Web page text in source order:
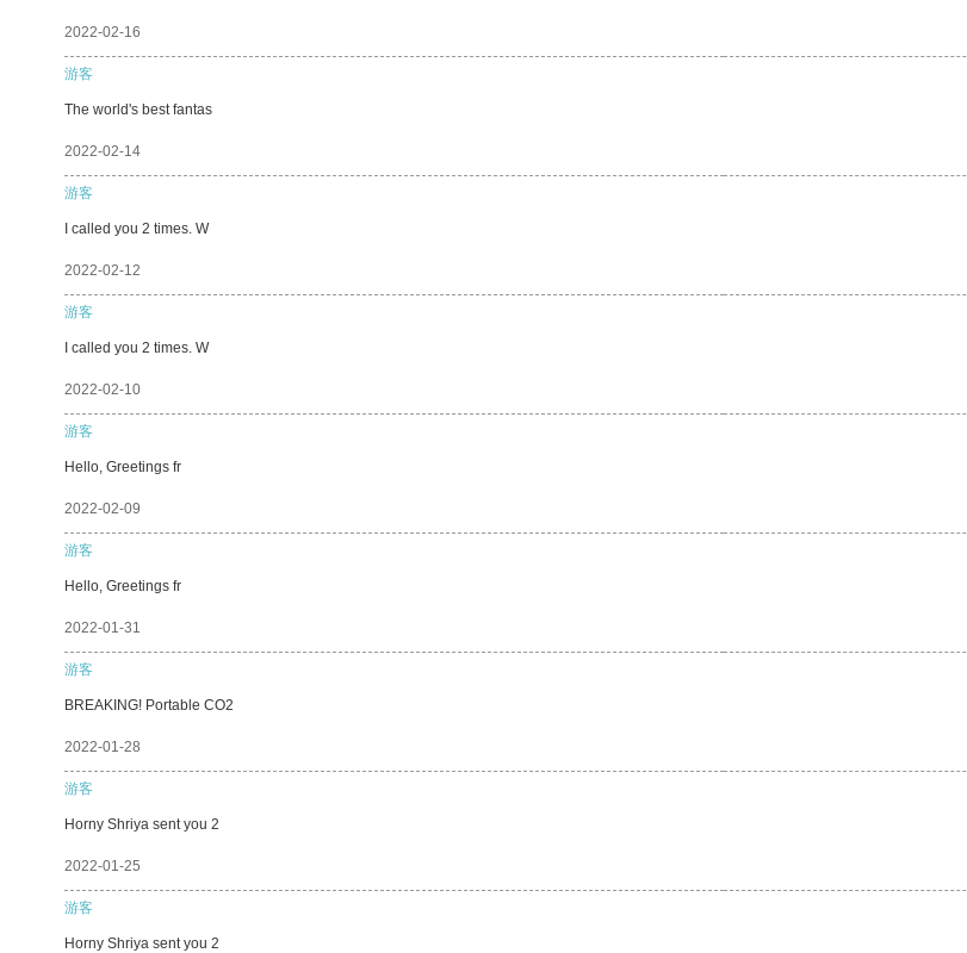
2022-02-16
游客
The world's best fantas
2022-02-14
游客
I called you 2 times. W
2022-02-12
游客
I called you 2 times. W
2022-02-10
游客
Hello, Greetings fr
2022-02-09
游客
Hello, Greetings fr
2022-01-31
游客
BREAKING! Portable CO2
2022-01-28
游客
Horny Shriya sent you 2
2022-01-25
游客
Horny Shriya sent you 2